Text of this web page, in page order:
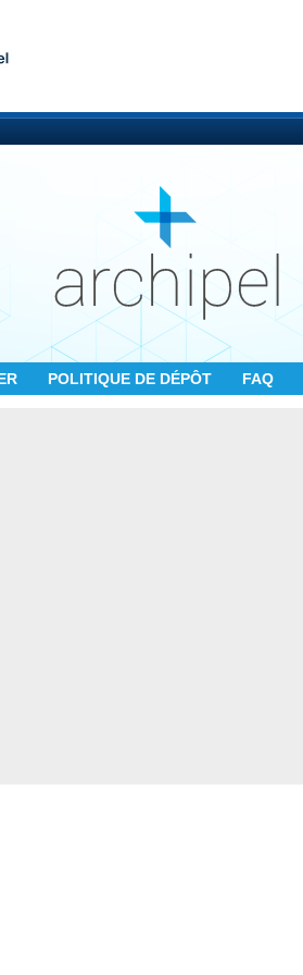
POLITIQUE DE DÉPÔT FAQ